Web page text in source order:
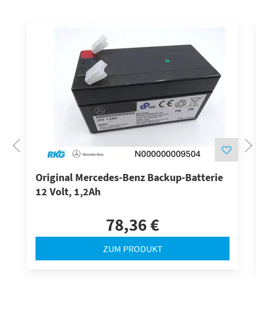
Original Mercedes-Benz Backup-Batterie
12 Volt, 1,2Ah
78,36 €
ZUM PRODUKT